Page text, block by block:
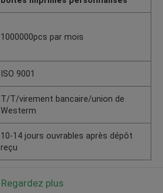
1000000pcs par mois
ISO 9001
T/T/virement bancaire/union de
Westerm
10-14 jours ouvrables après dépôt
reçu
Regardez plus